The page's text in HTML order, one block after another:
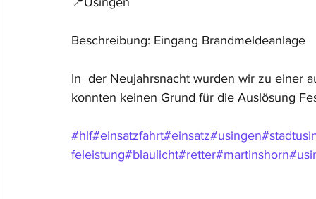
Beschreibung: Eingang Brandmeldeanlage
In  der Neujahrsnacht wurden wir zu einer
konnten keinen Grund für die Auslösung